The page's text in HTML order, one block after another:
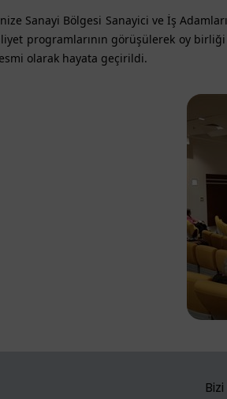
Sanayi Bölgesi Sanayici ve İş
programlarının görüşülerek oy
olarak hayata geçirildi.